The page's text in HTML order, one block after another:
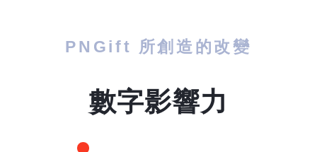
PNGift 所創造的改變
數字影響力